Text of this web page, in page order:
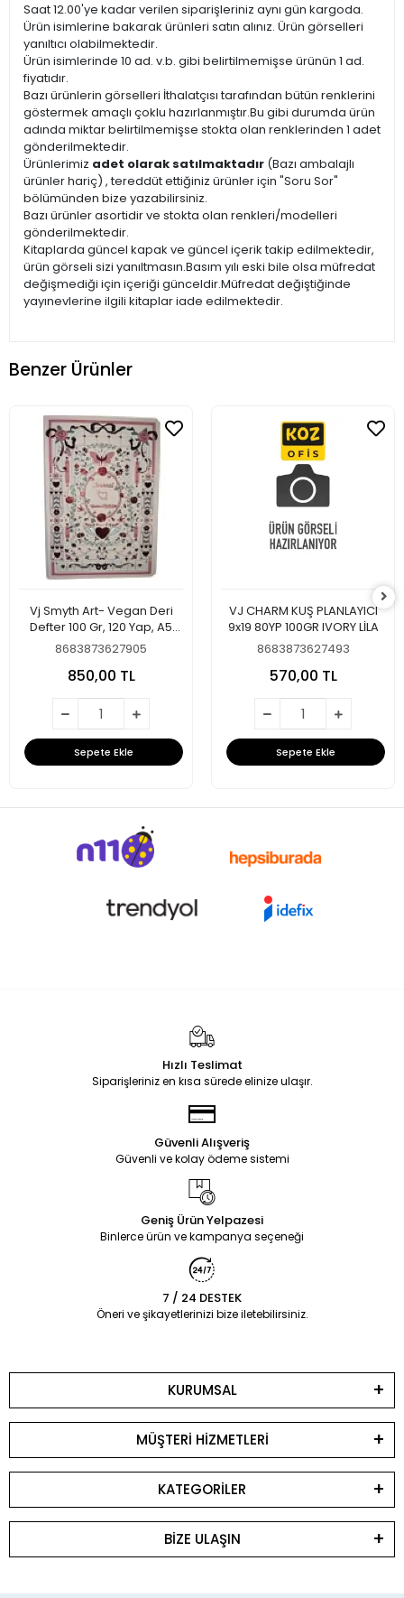
Saat 12.00'ye kadar verilen siparişleriniz aynı gün kargoda.
Ürün isimlerine bakarak ürünleri satın alınız. Ürün görselleri
yanıltıcı olabilmektedir.
Ürün isimlerinde 10 ad. v.b. gibi belirtilmemişse ürünün 1 ad.
fiyatıdır.
Bazı ürünlerin görselleri İthalatçısı tarafından bütün renklerini
göstermek amaçlı çoklu hazırlanmıştır.Bu gibi durumda ürün
adında miktar belirtilmemişse stokta olan renklerinden 1 adet
gönderilmektedir.
Ürünlerimiz adet olarak satılmaktadır (Bazı ambalajlı
ürünler hariç) , tereddüt ettiğiniz ürünler için "Soru Sor"
bölümünden bize yazabilirsiniz.
Bazı ürünler asortidir ve stokta olan renkleri/modelleri
gönderilmektedir.
Kitaplarda güncel kapak ve güncel içerik takip edilmektedir,
ürün görseli sizi yanıltmasın.Basım yılı eski bile olsa müfredat
değişmediği için içeriği günceldir.Müfredat değiştiğinde
yayınevlerine ilgili kitaplar iade edilmektedir.
Benzer Ürünler
Vj Smyth Art- Vegan Deri
Defter 100 Gr, 120 Yap, A5
Çizgili 126-2790
8683873627905
850,00 TL
Sepete Ekle
VJ CHARM KUŞ PLANLAYICI
9x19 80YP 100GR IVORY LİLA
8683873627493
570,00 TL
Sepete Ekle
Hızlı Teslimat
Siparişleriniz en kısa sürede elinize ulaşır.
Güvenli Alışveriş
Güvenli ve kolay ödeme sistemi
Geniş Ürün Yelpazesi
Binlerce ürün ve kampanya seçeneği
7 / 24 DESTEK
Öneri ve şikayetlerinizi bize iletebilirsiniz.
KURUMSAL
MÜŞTERİ HİZMETLERİ
KATEGORİLER
BİZE ULAŞIN